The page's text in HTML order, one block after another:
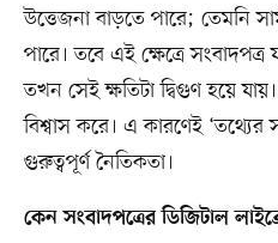
উত্তেজনা বাড়তে পারে; তেমনি
পারে। তবে এই ক্ষেত্রে
তখন সেই ক্ষতিটা দ্বিগুণ হয়ে
বিশ্বাস করে। এ কারণেই ‘তথ্যের
গুরুত্বপূর্ণ নৈতিকতা।
কেন সংবাদপত্রের ডিজিটাল